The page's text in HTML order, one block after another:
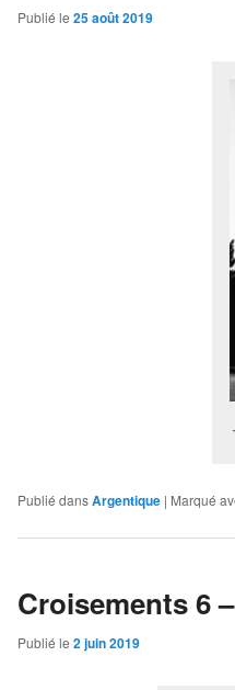
Publié le 25 août 2019
Publié dansArgentique | Marqué
Croisements 6
Publié le 2 juin 2019